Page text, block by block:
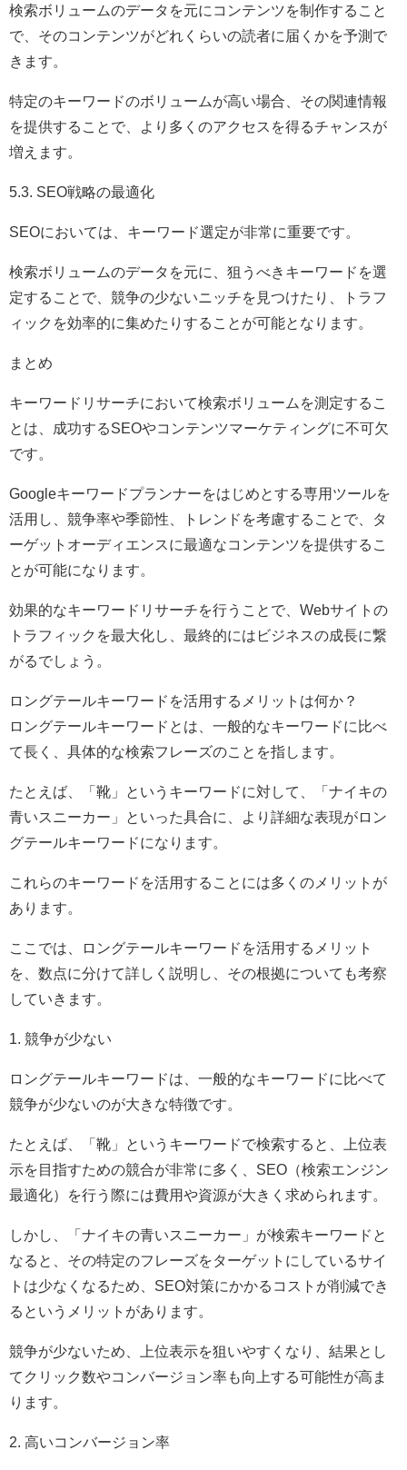
検索ボリュームのデータを元にコンテンツを制作すること
で、そのコンテンツがどれくらいの読者に届くかを予測で
きます。
特定のキーワードのボリュームが高い場合、その関連情報
を提供することで、より多くのアクセスを得るチャンスが
増えます。
5.3. SEO戦略の最適化
SEOにおいては、キーワード選定が非常に重要です。
検索ボリュームのデータを元に、狙うべきキーワードを選
定することで、競争の少ないニッチを見つけたり、トラフ
ィックを効率的に集めたりすることが可能となります。
まとめ
キーワードリサーチにおいて検索ボリュームを測定するこ
とは、成功するSEOやコンテンツマーケティングに不可欠
です。
Googleキーワードプランナーをはじめとする専用ツールを
活用し、競争率や季節性、トレンドを考慮することで、タ
ーゲットオーディエンスに最適なコンテンツを提供するこ
とが可能になります。
効果的なキーワードリサーチを行うことで、Webサイトの
トラフィックを最大化し、最終的にはビジネスの成長に繋
がるでしょう。
ロングテールキーワードを活用するメリットは何か？
ロングテールキーワードとは、一般的なキーワードに比べ
て長く、具体的な検索フレーズのことを指します。
たとえば、「靴」というキーワードに対して、「ナイキの
青いスニーカー」といった具合に、より詳細な表現がロン
グテールキーワードになります。
これらのキーワードを活用することには多くのメリットが
あります。
ここでは、ロングテールキーワードを活用するメリット
を、数点に分けて詳しく説明し、その根拠についても考察
していきます。
1. 競争が少ない
ロングテールキーワードは、一般的なキーワードに比べて
競争が少ないのが大きな特徴です。
たとえば、「靴」というキーワードで検索すると、上位表
示を目指すための競合が非常に多く、SEO（検索エンジン
最適化）を行う際には費用や資源が大きく求められます。
しかし、「ナイキの青いスニーカー」が検索キーワードと
なると、その特定のフレーズをターゲットにしているサイ
トは少なくなるため、SEO対策にかかるコストが削減でき
るというメリットがあります。
競争が少ないため、上位表示を狙いやすくなり、結果とし
てクリック数やコンバージョン率も向上する可能性が高ま
ります。
2. 高いコンバージョン率